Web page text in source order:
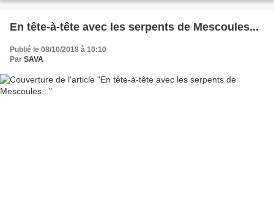
En tête-à-tête avec les serpents de Mescoules...
Publié le 08/10/2018 à 10:10
Par SAVA